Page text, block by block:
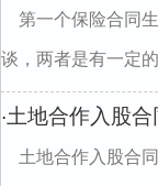
第一个保险合同
谈，两者是有一定
·土地合作入股合
土地合作入股合